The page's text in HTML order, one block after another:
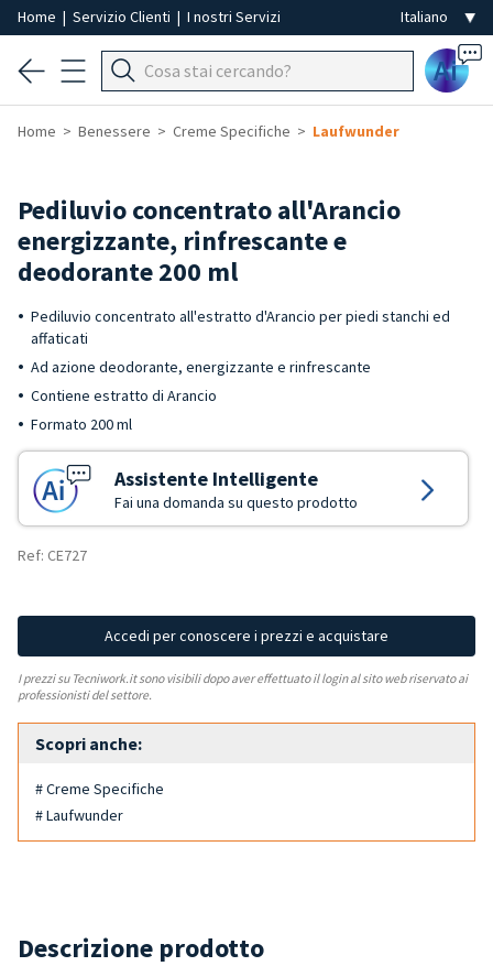
Home | Servizio Clienti | I nostri Servizi
Ai
Home Benessere Creme Specifiche Laufwunder
Pediluvio concentrato all'Arancio
energizzante, rinfrescante e
deodorante 200 ml
Pediluvio concentrato all'estratto d'Arancio per piedi stanchi ed
affaticati
Ad azione deodorante, energizzante e rinfrescante
Contiene estratto di Arancio
Formato 200 ml
Assistente Intelligente
Fai una domanda su questo prodotto
Ref: CE727
Accedi per conoscere i prezzi e acquistare
I prezzi su Tecniwork.it sono visibili dopo aver effettuato il login al sito web riservato ai
professionisti del settore.
Scopri anche:
# Creme Specifiche
# Laufwunder
Descrizione prodotto